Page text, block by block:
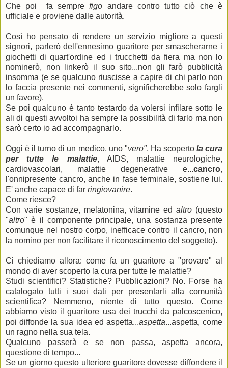
Che poi fa semprefigo andare contro tutto ciò che è
ufficiale e proviene dalle autorità.
Così ho pensato di rendere un servizio migliore a questi
signori, parlerò dell'ennesimo guaritore per smascherarne i
giochetti di quart'ordine ed i trucchetti da fiera ma non lo
nominerò, non linkerò il suo sito...non gli farò pubblicità
insomma (e se qualcuno riuscisse a capire di chi parlo non
lo faccia presente nei commenti, significherebbe solo fargli
un favore).
Se poi qualcuno è tanto testardo da volersi infilare sotto le
ali di questi avvoltoi ha sempre la possibilità di farlo ma non
sarò certo io ad accompagnarlo.
Oggi è il turno di un medico, uno "vero". Ha scoperto la cura
per tutte le malattie, AIDS, malattie neurologiche,
cardiovascolari, malattie degenerative e...cancro,
l'onnipresente cancro, anche in fase terminale, sostiene lui.
E' anche capace di far ringiovanire.
Come riesce?
Con varie sostanze, melatonina, vitamine edaltro (questo
"altro" è il componente principale, una sostanza presente
comunque nel nostro corpo, inefficace contro il cancro, non
la nomino per non facilitare il riconoscimento del soggetto).
Ci chiediamo allora: come fa un guaritore a "provare" al
mondo di aver scoperto la cura per tutte le malattie?
Studi scientifici? Statistiche? Pubblicazioni? No. Forse ha
catalogato tutti i suoi dati per presentarli alla comunità
scientifica? Nemmeno, niente di tutto questo. Come
abbiamo visto il guaritore usa dei trucchi da palcoscenico,
poi diffonde la sua idea ed aspetta...aspetta...aspetta, come
un ragno nella sua tela.
Qualcuno passerà e se non passa, aspetta ancora,
questione di tempo...
Se un giorno questo ulteriore guaritore dovesse diffondere il